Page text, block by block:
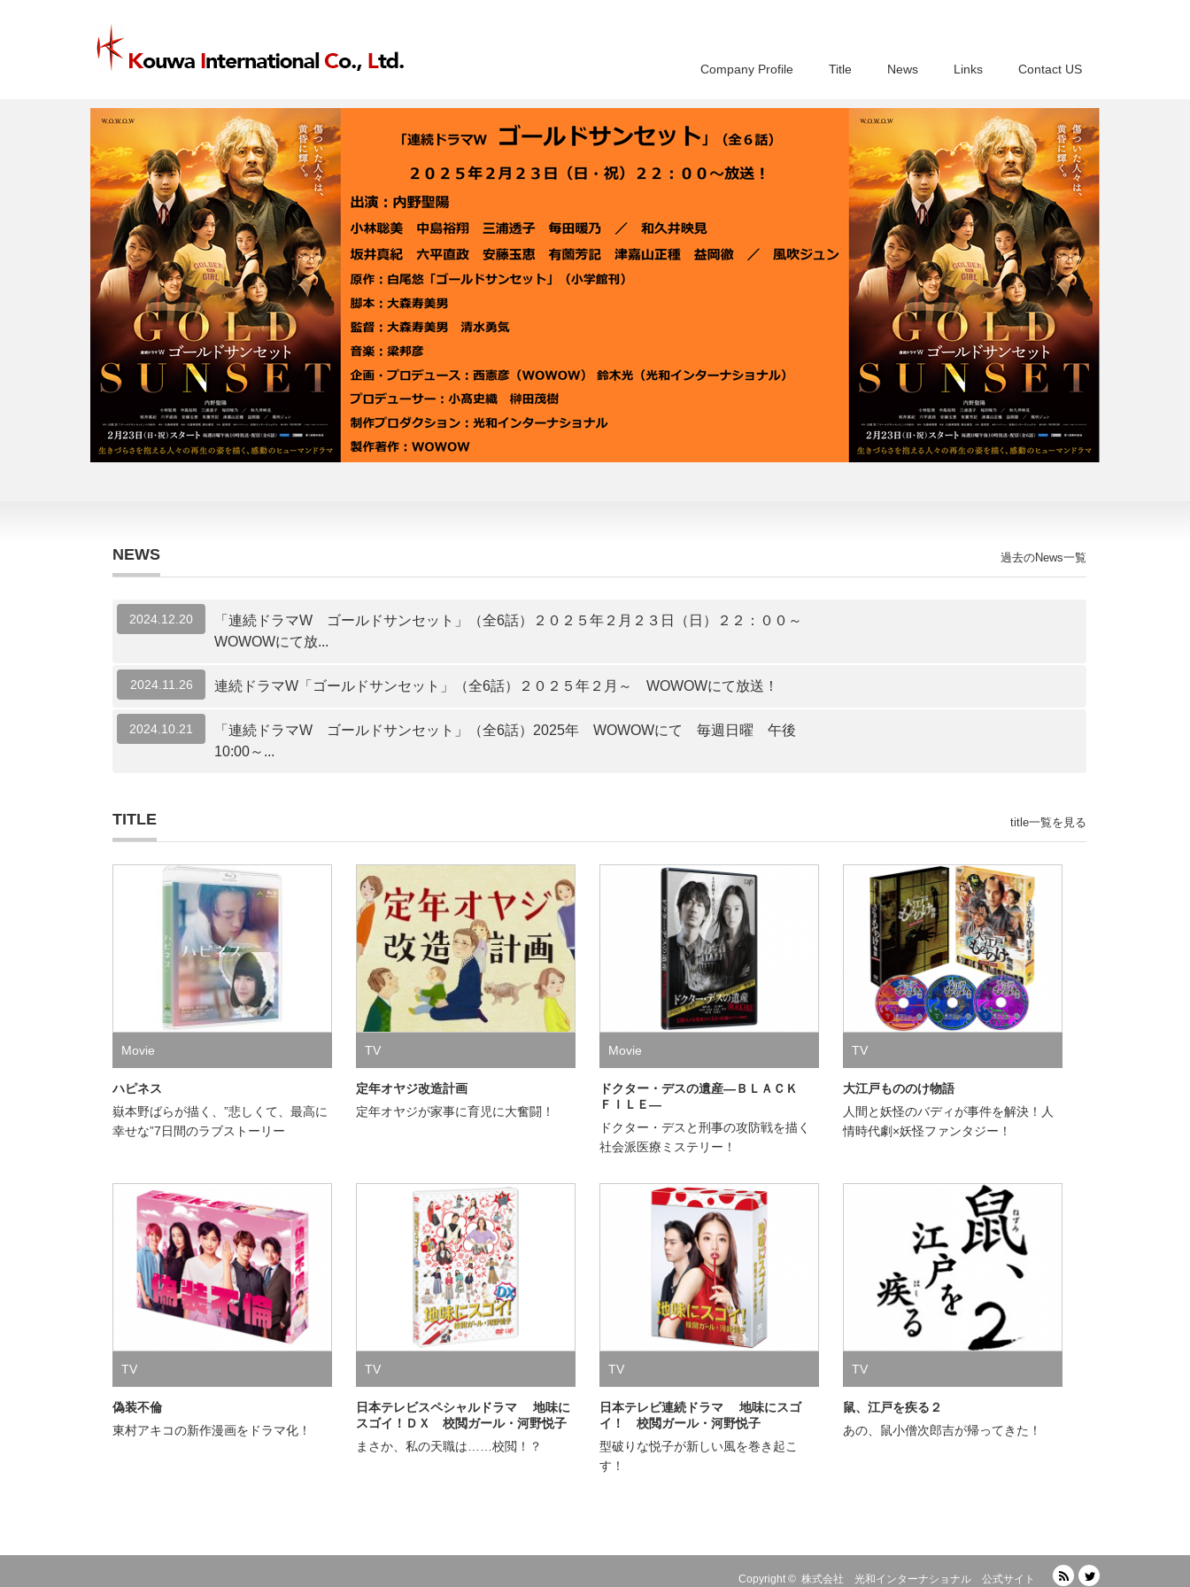
Company Profile Title News Links Contact US
NEWS
2024.12.20
「連続ドラマW ゴールドサンセット」（全6話）２０２５年２月２３日（日）２２：００～
WOWOWにて放...
2024.11.26 連続ドラマW「ゴールドサンセット」（全6話）２０２５年２月～ WOWOWにて放送！
2024.10.21
「連続ドラマW ゴールドサンセット」（全6話）2025年 WOWOWにて 毎週日曜 午後
10:00～...
過去のNews一覧
TITLE
Movie
ハピネス
嶽本野ばらが描く、”悲しくて、最高に
幸せな”7日間のラブストーリー
TV
定年オヤジ改造計画
定年オヤジが家事に育児に大奮闘！
Movie
ドクター・デスの遺産―ＢＬＡＣＫ
ＦＩＬＥ―
ドクター・デスと刑事の攻防戦を描く
社会派医療ミステリー！
TV
大江戸もののけ物語
人間と妖怪のバディが事件を解決！人
情時代劇×妖怪ファンタジー！
TV
偽装不倫
東村アキコの新作漫画をドラマ化！
TV
日本テレビスペシャルドラマ 地味に
スゴイ！ＤＸ 校閲ガール・河野悦子
まさか、私の天職は……校閲！？
TV
日本テレビ連続ドラマ 地味にスゴ
イ！ 校閲ガール・河野悦子
型破りな悦子が新しい風を巻き起こ
す！
TV
鼠、江戸を疾る２
あの、鼠小僧次郎吉が帰ってきた！
title一覧を見る
Copyright © 株式会社 光和インターナショナル 公式サイト